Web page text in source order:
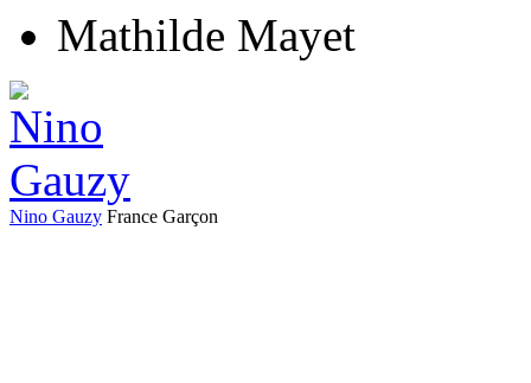
Mathilde Mayet
Nino Gauzy France Garçon